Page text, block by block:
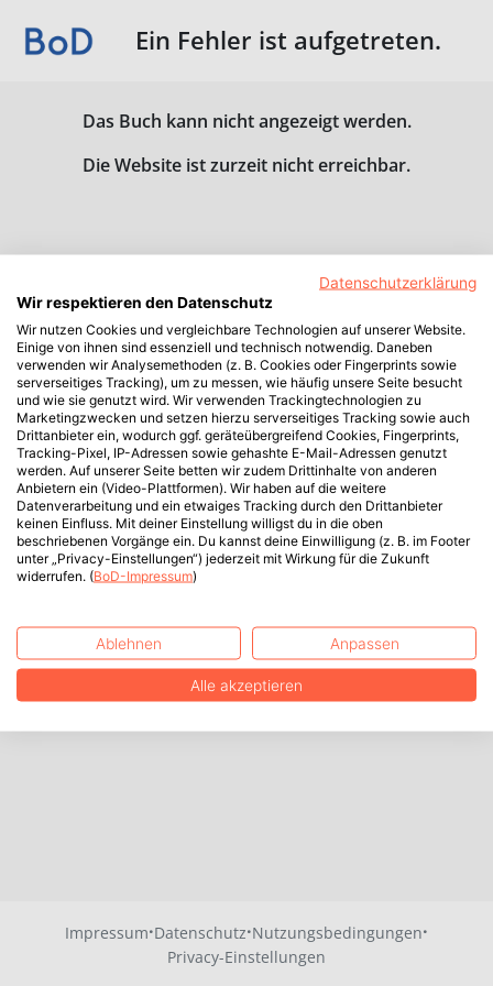
Ein Fehler ist aufgetreten.
Das Buch kann nicht angezeigt werden.
Die Website ist zurzeit nicht erreichbar.
Impressum·Datenschutz·Nutzungsbedingungen·
Privacy-Einstellungen
Datenschutzerklärung
Wir respektieren den Datenschutz
Wir nutzen Cookies und vergleichbare Technologien auf unserer Website.
Einige von ihnen sind essenziell und technisch notwendig. Daneben
verwenden wir Analysemethoden (z. B. Cookies oder Fingerprints sowie
serverseitiges Tracking), um zu messen, wie häufig unsere Seite besucht
und wie sie genutzt wird. Wir verwenden Trackingtechnologien zu
Marketingzwecken und setzen hierzu serverseitiges Tracking sowie auch
Drittanbieter ein, wodurch ggf. geräteübergreifend Cookies, Fingerprints,
Tracking-Pixel, IP-Adressen sowie gehashte E-Mail-Adressen genutzt
werden. Auf unserer Seite betten wir zudem Drittinhalte von anderen
Anbietern ein (Video-Plattformen). Wir haben auf die weitere
Datenverarbeitung und ein etwaiges Tracking durch den Drittanbieter
keinen Einfluss. Mit deiner Einstellung willigst du in die oben
beschriebenen Vorgänge ein. Du kannst deine Einwilligung (z. B. im Footer
unter „Privacy-Einstellungen“) jederzeit mit Wirkung für die Zukunft
widerrufen. (BoD-Impressum)
Ablehnen Anpassen
Alle akzeptieren